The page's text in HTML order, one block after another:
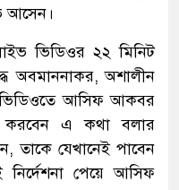
আসেন।
ভিডিওর ২২ মিনিট
অবমাননাকর, অশালীন
ভিডিওতে আসিফ আকবর
করবেন এ কথা বলার
তাকে যেখানেই পাবেন
পেয়ে আসিফ